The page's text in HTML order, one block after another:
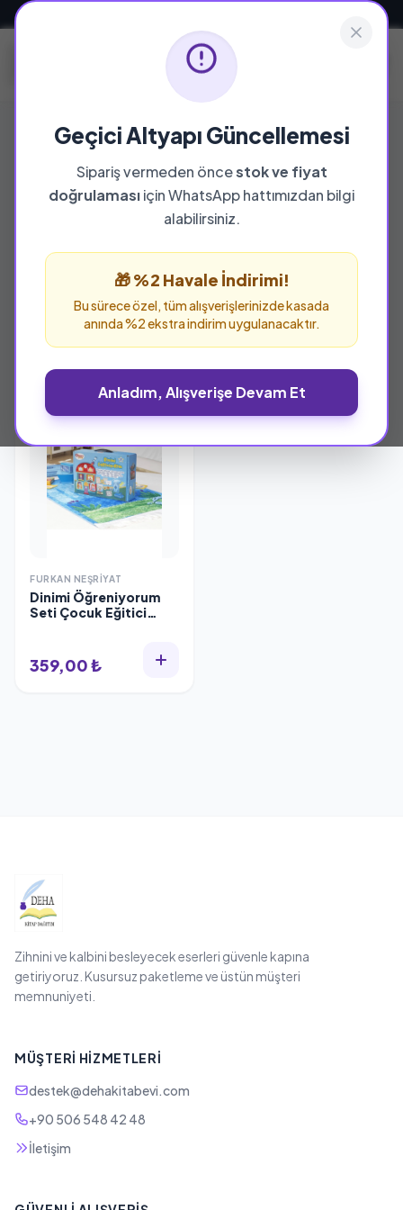
Geçici Altyapı Güncellemesi
Sipariş vermeden öncestok ve fiyat
doğrulamasıiçin WhatsApp hattımızdan bilgi
alabilirsiniz.
🎁 %2 Havale İndirimi!
Bu sürece özel, tüm alışverişlerinizde kasada
anında %2 ekstra indirim uygulanacaktır.
Anladım, Alışverişe Devam Et
YAYINEVI
Furkan Neşriyat
Furkan Neşriyat yayınevine ait tüm eserleri bu
sayfada inceleyebilir ve güvenle sipariş
FURKAN NEŞRIYAT
Dinimi Öğreniyorum
Seti Çocuk Eğitici
359,00 ₺
Zihnini ve kalbini besleyecek eserleri güvenle kapına
getiriyoruz. Kusursuz paketleme ve üstün müşteri
memnuniyeti.
MÜŞTERI HIZMETLERI
destek@dehakitabevi.com
+90 506 548 42 48
İletişim